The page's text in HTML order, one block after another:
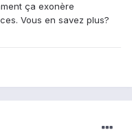
ça exonère
Vous en savez plus?